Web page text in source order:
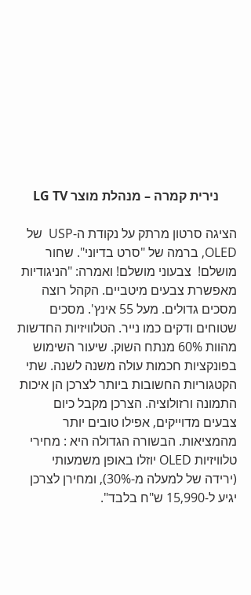
הציגה סרטון מרתק על נקודת ה-USP  של
OLED, ברמה של "סרט בדיוני". שחור
מושלם!  צבעוני מושלם! ואמרה: "הניגודיות
מאפשרת צבעים מיטביים. הקהל רוצה
מסכים גדולים. מעל 55 אינץ'. מסכים
שטוחים ודקים כמו נייר. הטלוויזיות החדשות
מהוות 60% מנתח השוק. שיעור השימוש
בפונקציות חכמות עולה משנה לשנה. שתי
הקטגוריות החשובות ביותר לצרכן הן איכות
התמונה ורזולוציה. הצרכן מקבל כיום
צבעים מדוייקים, אפילו טובים יותר
מהמציאות. הבשורה הגדולה היא : מחירי
טלוויזיות OLED יוזלו באופן משמעותי
(ירידה של למעלה מ-30%), ומחירן לצרכן
יגיע ל-15,990 ש"ח בלבד".